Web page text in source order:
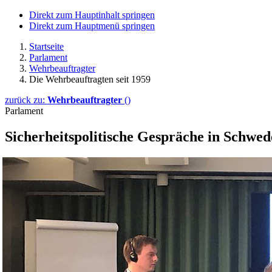
Direkt zum Hauptinhalt springen
Direkt zum Hauptmenü springen
Startseite
Parlament
Wehrbeauftragter
Die Wehrbeauftragten seit 1959
zurück zu: Wehrbeauftragter ()
Parlament
Sicherheitspolitische Gespräche in